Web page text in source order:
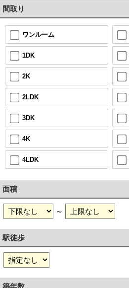
間取り
ワンルーム
1DK
2K
2LDK
3DK
4K
4LDK
面積
～
駅徒歩
築年数